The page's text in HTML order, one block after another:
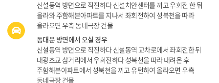
신설동역 방면으로 직진하다 신설치안센터를 끼고 우회전 한 뒤
올라와 주함해븐아파트를 지나서 좌회전하여 성북천을 따라
올라오면 우측 동네극장 건물
동대문 방면에서 오실 경우
신설동역 방면으로 직진하다 신설동역 교차로에서 좌회전한 뒤
대광초교 삼거리에서 우회전하다 성북천을 따라 내려온 후
주함해븐아파트에서 성북천을 끼고 유턴하여 올라오면 우측
동네극장 건물